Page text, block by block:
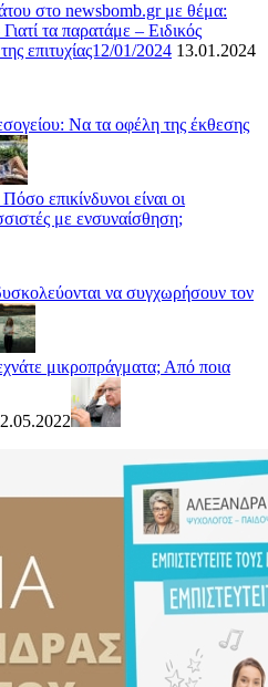
στο newsbomb.gr με θέμα:
τα παρατάμε – Ειδικός
επιτυχίας12/01/2024 13.01.2024
Να τα οφέλη της έκθεσης
επικίνδυνοι είναι οι
με ενσυναίσθηση;
να συγχωρήσουν τον
μικροπράγματα; Από ποια